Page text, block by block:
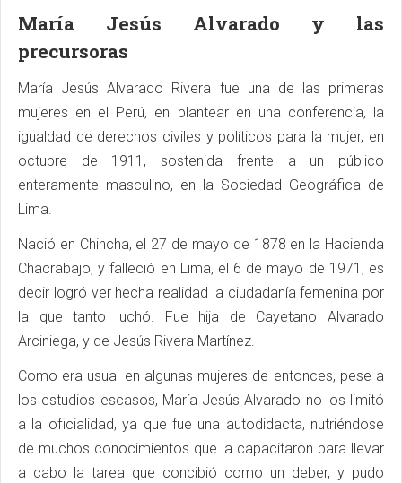
María Jesús Alvarado y las
precursoras
María Jesús Alvarado Rivera fue una de las primeras
mujeres en el Perú, en plantear en una conferencia, la
igualdad de derechos civiles y políticos para la mujer, en
octubre de 1911, sostenida frente a un público
enteramente masculino, en la Sociedad Geográfica de
Lima.
Nació en Chincha, el 27 de mayo de 1878 en la Hacienda
Chacrabajo, y falleció en Lima, el 6 de mayo de 1971, es
decir logró ver hecha realidad la ciudadanía femenina por
la que tanto luchó. Fue hija de Cayetano Alvarado
Arciniega, y de Jesús Rivera Martínez.
Como era usual en algunas mujeres de entonces, pese a
los estudios escasos, María Jesús Alvarado no los limitó
a la oficialidad, ya que fue una autodidacta, nutriéndose
de muchos conocimientos que la capacitaron para llevar
a cabo la tarea que concibió como un deber, y pudo